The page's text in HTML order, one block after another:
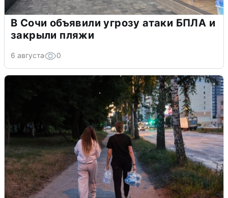
В Сочи объявили угрозу атаки БПЛА и
закрыли пляжи
6 августа 0